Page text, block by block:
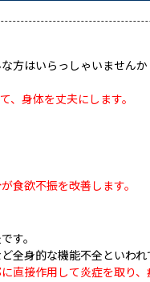
方はいらっしゃいませんか
、身体を丈夫にします。
食欲不振を改善します。
す。
全身的な機能不全といわれ
直接作用して炎症を取り、